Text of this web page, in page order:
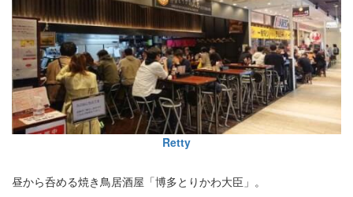
Retty
昼から呑める焼き鳥居酒屋「博多とりかわ大臣」。